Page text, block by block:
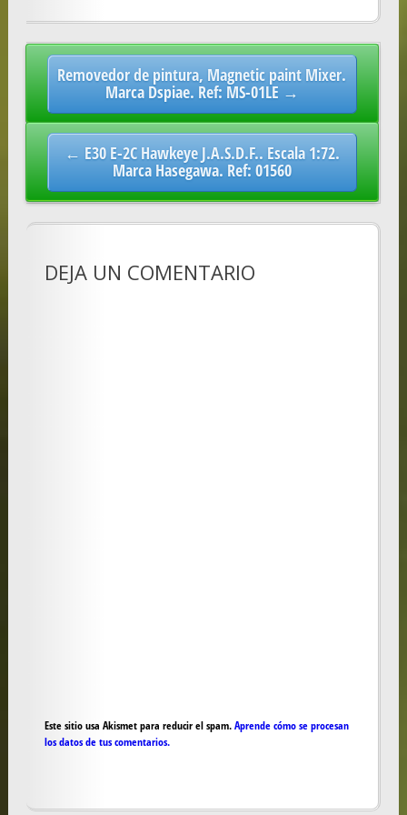
Post
navigation
Removedor de pintura, Magnetic paint Mixer.
Marca Dspiae. Ref: MS-01LE →
← E30 E-2C Hawkeye J.A.S.D.F.. Escala 1:72.
Marca Hasegawa. Ref: 01560
DEJA UN COMENTARIO
Este sitio usa Akismet para reducir el spam.Aprende cómo se procesan
los datos de tus comentarios.